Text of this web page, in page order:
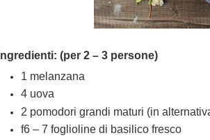
Ingredienti: (per 2 – 3 persone)
1 melanzana
4 uova
2 pomodori grandi maturi (in
f6 – 7 foglioline di basilico fresco